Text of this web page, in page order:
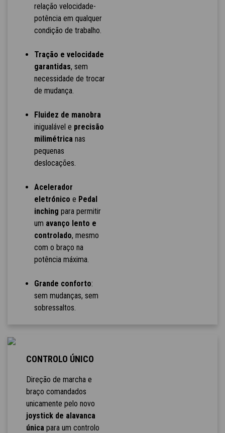
relação velocidade-
potência em qualquer
condição de trabalho.
Tração e velocidade
garantidas, sem
necessidade de trocar
de mudança.
Fluidez de manobra
inigualável e precisão
milimétrica nas
pequenas
deslocações.
Acelerador
eletrónico e Pedal
inching para permitir
um avanço lento e
controlado, mesmo
com o braço na
potência máxima.
Grande conforto:
sem mudanças, sem
sobressaltos.
CONTROLO ÚNICO
Direção de marcha e
braço comandados
unicamente pelo novo
joystick de alavanca
única para um controlo